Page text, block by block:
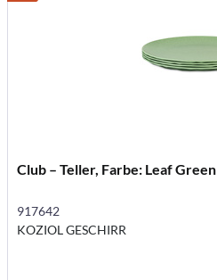
Club – Teller, Farbe: Leaf Green
917642
KOZIOL GESCHIRR